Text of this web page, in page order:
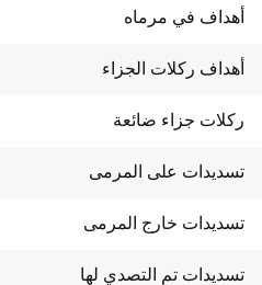
أهداف في مرماه
أهداف ركلات الجزاء
ركلات جزاء ضائعة
تسديدات على المرمى
تسديدات خارج المرمى
تسديدات تم التصدي لها